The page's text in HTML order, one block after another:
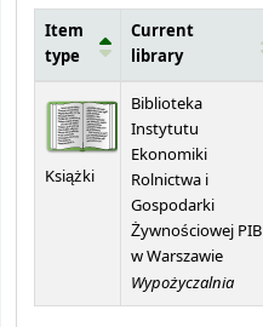
Item
type
Current
library
Książki
Biblioteka
Instytutu
Ekonomiki
Rolnictwa i
Gospodarki
Żywnościowej PIB
w Warszawie
Wypożyczalnia